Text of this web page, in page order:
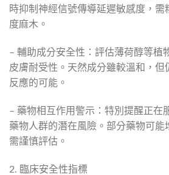
時抑制神經信號傳導延遲敏感度，需
度麻木。
– 輔助成分安全性：評估薄荷醇等植
皮膚耐受性。天然成分雖較溫和，但
反應的可能。
– 藥物相互作用警示：特別提醒正在
藥物人群的潛在風險。部分藥物可能
需謹慎評估。
2. 臨床安全性指標